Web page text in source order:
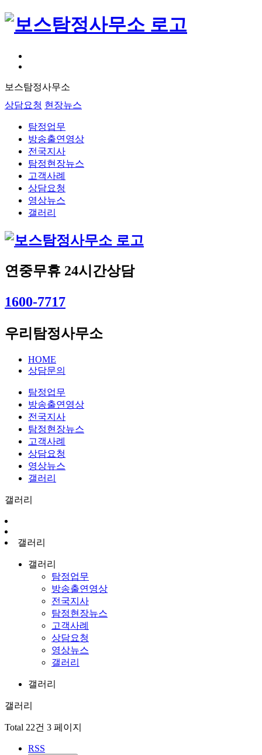
보스탐정사무소
상담요청 현장뉴스
탐정업무
방송출연영상
전국지사
탐정현장뉴스
고객사례
상담요청
영상뉴스
갤러리
연중무휴 24시간상담
1600-7717
우리탐정사무소
HOME
상담문의
탐정업무
방송출연영상
전국지사
탐정현장뉴스
고객사례
상담요청
영상뉴스
갤러리
갤러리
갤러리
갤러리
탐정업무
방송출연영상
전국지사
탐정현장뉴스
고객사례
상담요청
영상뉴스
갤러리
갤러리
갤러리
Total 22건 3 페이지
RSS